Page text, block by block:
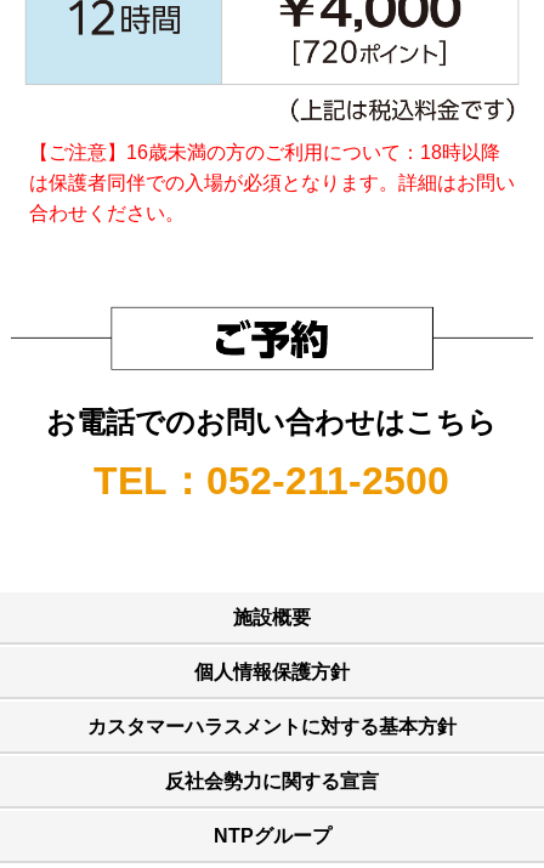
【ご注意】16歳未満の方のご利用について：18時以降
は保護者同伴での入場が必須となります。詳細はお問い
合わせください。
お電話でのお問い合わせはこちら
TEL：052-211-2500
施設概要
個人情報保護方針
カスタマーハラスメントに対する基本方針
反社会勢力に関する宣言
NTPグループ